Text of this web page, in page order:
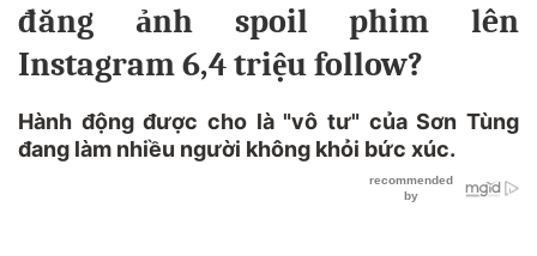
đăng ảnh spoil phim lên
Instagram 6,4 triệu follow?
Hành động được cho là "vô tư" của Sơn Tùng
đang làm nhiều người không khỏi bức xúc.